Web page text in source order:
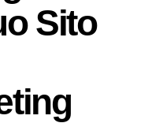
Sito